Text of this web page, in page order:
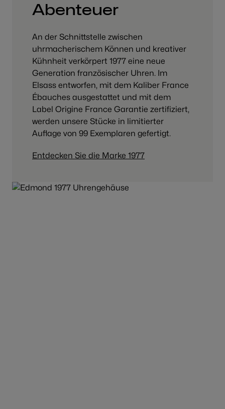
Abenteuer
An der Schnittstelle zwischen
uhrmacherischem Können und kreativer
Kühnheit verkörpert 1977 eine neue
Generation französischer Uhren. Im
Elsass entworfen, mit dem Kaliber France
Ébauches ausgestattet und mit dem
Label Origine France Garantie zertifiziert,
werden unsere Stücke in limitierter
Auflage von 99 Exemplaren gefertigt.
Entdecken Sie die Marke 1977